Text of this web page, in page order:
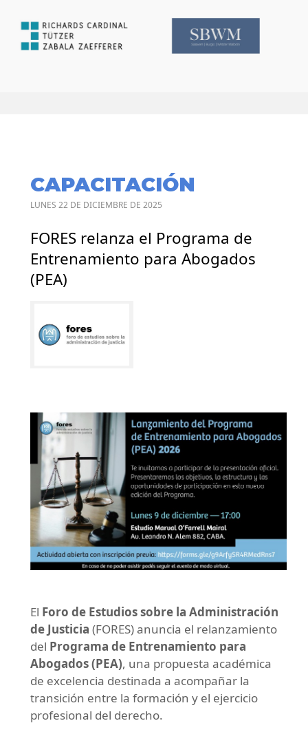
CAPACITACIÓN
LUNES 22 DE DICIEMBRE DE 2025
FORES relanza el Programa de
Entrenamiento para Abogados
(PEA)
El Foro de Estudios sobre la Administración
de Justicia (FORES) anuncia el relanzamiento
del Programa de Entrenamiento para
Abogados (PEA), una propuesta académica
de excelencia destinada a acompañar la
transición entre la formación y el ejercicio
profesional del derecho.